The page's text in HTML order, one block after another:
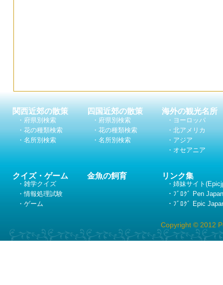
関西近郊の散策 四国近郊の散策 海外の観光名所
・府県別検索 ・府県別検索
・ヨーロッパ
・花の種類検索
・花の種類検索
・北アメリカ
・名所別検索
・名所別検索
・アジア
・オセアニア
クイズ・ゲーム 金魚の飼育 リンク集
・雑学クイズ
・姉妹サイト
・情報処理試験
・ﾌﾞﾛｸﾞ Pen Japan
・ゲーム
・ﾌﾞﾛｸﾞ Epic
Copyright © 2012